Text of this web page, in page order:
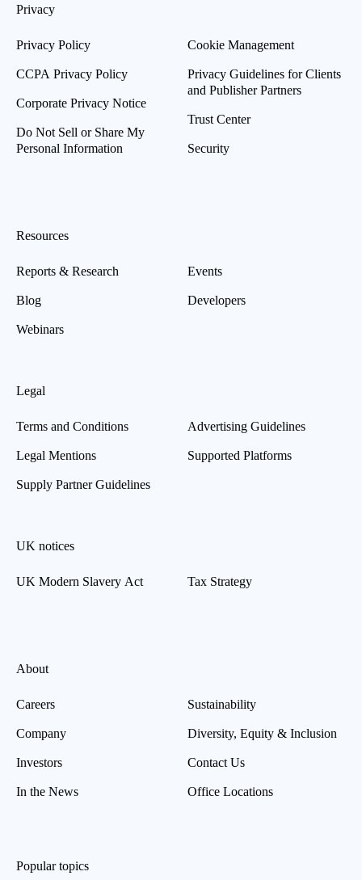
Privacy
Privacy Policy
CCPA Privacy Policy
Corporate Privacy Notice
Do Not Sell or Share My
Personal Information
Cookie Management
Privacy Guidelines for Clients
and Publisher Partners
Trust Center
Security
Resources
Reports & Research
Blog
Webinars
Events
Developers
Legal
Terms and Conditions
Legal Mentions
Supply Partner Guidelines
Advertising Guidelines
Supported Platforms
UK notices
UK Modern Slavery Act Tax Strategy
About
Careers
Company
Investors
In the News
Sustainability
Diversity, Equity & Inclusion
Contact Us
Office Locations
Popular topics